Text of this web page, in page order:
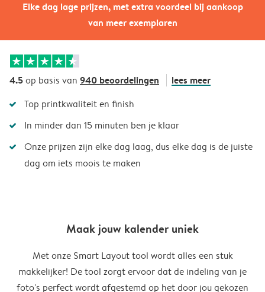
Elke dag lage prijzen, met extra voordeel bij aankoop
van meer exemplaren
4.5op basis van 940 beoordelingen lees meer
Top printkwaliteit en finish
In minder dan 15 minuten ben je klaar
Onze prijzen zijn elke dag laag, dus elke dag is de juiste
dag om iets moois te maken
Maak jouw kalender uniek
Met onze Smart Layout tool wordt alles een stuk
makkelijker! De tool zorgt ervoor dat de indeling van je
foto's perfect wordt afgestemd op het door jou gekozen